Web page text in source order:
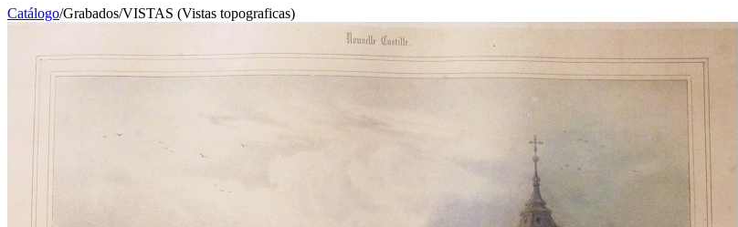
Catálogo/Grabados/VISTAS (Vistas topograficas)